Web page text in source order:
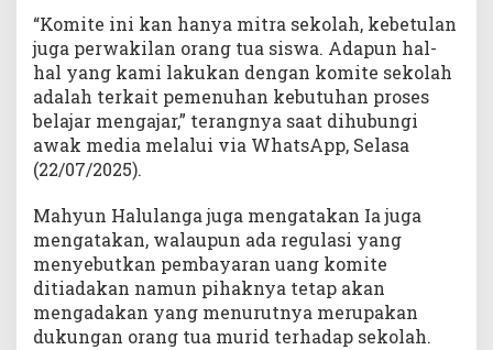
“Komite ini kan hanya mitra sekolah, kebetulan
juga perwakilan orang tua siswa. Adapun hal-
hal yang kami lakukan dengan komite sekolah
adalah terkait pemenuhan kebutuhan proses
belajar mengajar,” terangnya saat dihubungi
awak media melalui via WhatsApp, Selasa
(22/07/2025).
Mahyun Halulanga juga mengatakan Ia juga
mengatakan, walaupun ada regulasi yang
menyebutkan pembayaran uang komite
ditiadakan namun pihaknya tetap akan
mengadakan yang menurutnya merupakan
dukungan orang tua murid terhadap sekolah.